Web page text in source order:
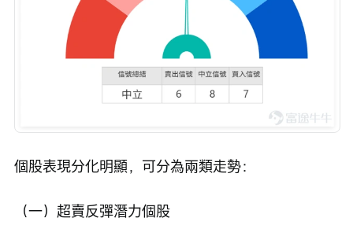
個股表現分化明顯，可分為兩類走勢：
（一）超賣反彈潛力個股